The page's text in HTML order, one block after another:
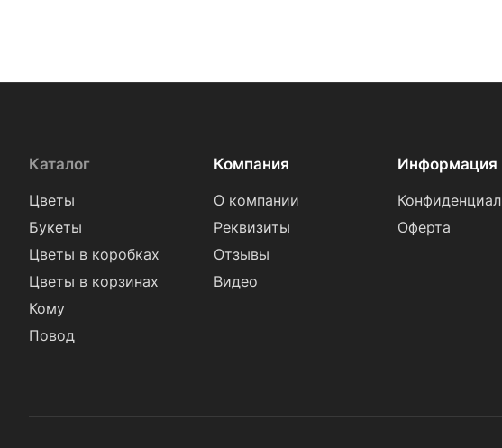
Каталог
Цветы
Букеты
Цветы в коробках
Цветы в корзинах
Кому
Повод
Компания
О компании
Реквизиты
Отзывы
Видео
Информация
Оферта